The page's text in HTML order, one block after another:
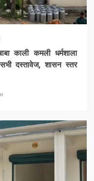
काली कमली धर्मशाला
दस्तावेज, शासन स्तर